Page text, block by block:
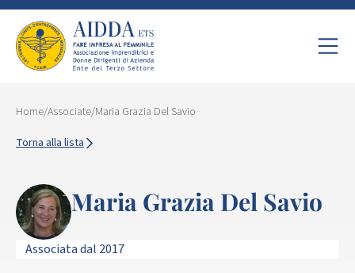
Home/Associate/Maria Grazia Del Savio
Torna alla lista
Maria Grazia Del Savio
Associata dal 2017